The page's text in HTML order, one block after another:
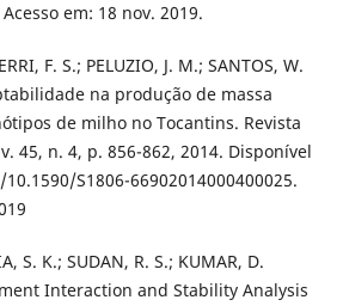
em: 18 nov. 2019.
F. S.; PELUZIO, J. M.; SANTOS, W.
na produção de massa
de milho no Tocantins. Revista
45, n. 4, p. 856-862, 2014. Disponível
S1806-66902014000400025.
S. K.; SUDAN, R. S.; KUMAR, D.
Interaction and Stability Analysis